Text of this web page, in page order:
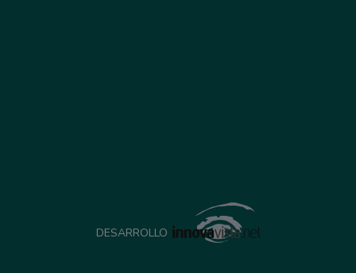
DESARROLLO